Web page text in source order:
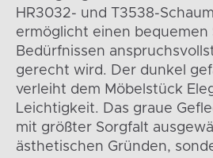
HR3032- und T3538-
ermöglicht einen bequemen
Bedürfnissen
gerecht wird. Der dunkel
verleiht dem Möbelstück
Leichtigkeit. Das graue
mit größter Sorgfalt
ästhetischen Gründen,